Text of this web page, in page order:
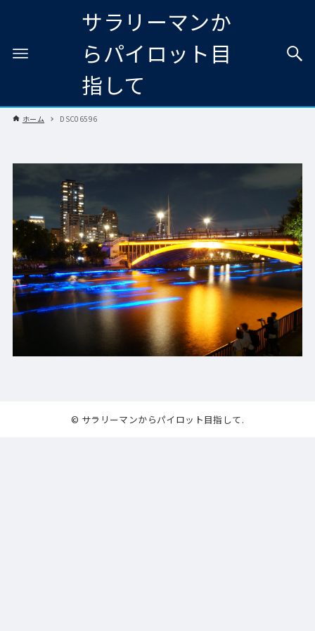
サラリーマンか
らパイロット目
指して
ホーム DSC06596
© サラリーマンからパイロット目指して.